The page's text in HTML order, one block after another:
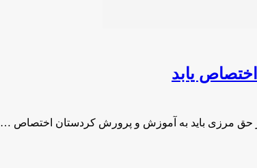
یابد
حق مرزی باید به آموزش و پرورش کردستان اختصاص …